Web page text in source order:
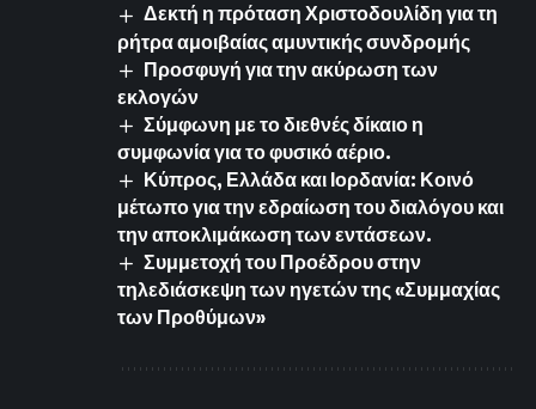
Δεκτή η πρόταση Χριστοδουλίδη για τη
ρήτρα αμοιβαίας αμυντικής συνδρομής
Προσφυγή για την ακύρωση των
εκλογών
Σύμφωνη με το διεθνές δίκαιο η
συμφωνία για το φυσικό αέριο.
Κύπρος, Ελλάδα και Ιορδανία: Κοινό
μέτωπο για την εδραίωση του διαλόγου και
την αποκλιμάκωση των εντάσεων.
Συμμετοχή του Προέδρου στην
τηλεδιάσκεψη των ηγετών της «Συμμαχίας
των Προθύμων»